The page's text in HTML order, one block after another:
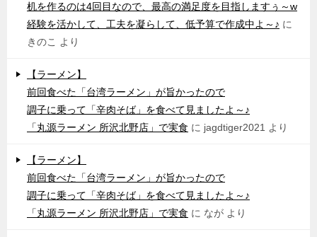
机を作るのは4回目なので、最高の満足度を目指しますぅ～w
経験を活かして、工夫を凝らして、低予算で作成中よ～♪ に
きのこ
より
【ラーメン】
前回食べた「台湾ラーメン」が旨かったので
調子に乗って「辛肉そば」を食べて見ましたよ～♪
「丸源ラーメン 所沢北野店」で実食 に jagdtiger2021 より
【ラーメン】
前回食べた「台湾ラーメン」が旨かったので
調子に乗って「辛肉そば」を食べて見ましたよ～♪
「丸源ラーメン 所沢北野店」で実食 に なが より